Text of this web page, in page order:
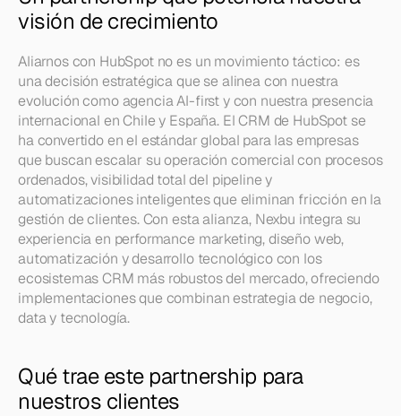
visión de crecimiento
Aliarnos con HubSpot no es un movimiento táctico: es
una decisión estratégica que se alinea con nuestra
evolución como agencia AI-first y con nuestra presencia
internacional en Chile y España. El CRM de HubSpot se
ha convertido en el estándar global para las empresas
que buscan escalar su operación comercial con procesos
ordenados, visibilidad total del pipeline y
automatizaciones inteligentes que eliminan fricción en la
gestión de clientes. Con esta alianza, Nexbu integra su
experiencia en performance marketing, diseño web,
automatización y desarrollo tecnológico con los
ecosistemas CRM más robustos del mercado, ofreciendo
implementaciones que combinan estrategia de negocio,
data y tecnología.
Qué trae este partnership para
nuestros clientes